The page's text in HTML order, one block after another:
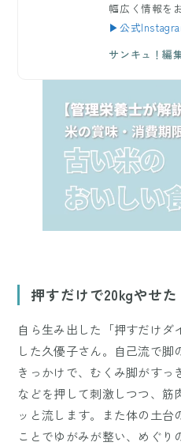
幅広く情報を
▶公式
サンキュ！編
押すだけで20kgやせた
自ら生み出した「押すだけダ
した久優子さん。自己流で
きっかけで、むくみ脚がすっ
などを押して刺激しつつ、筋
ッと流します。また体の土
ことでゆがみが整い、めぐり